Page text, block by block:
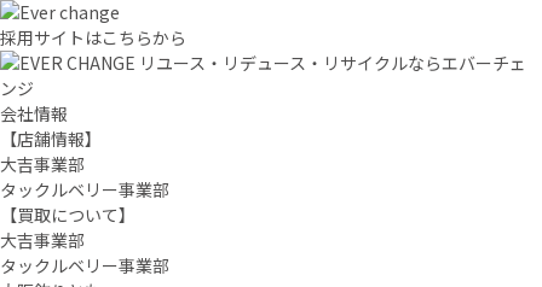
採用サイトはこちらから
リユース・リデュース・リサイクルならエバーチェ
ンジ
会社情報
【店舗情報】
大吉事業部
タックルベリー事業部
【買取について】
大吉事業部
タックルベリー事業部